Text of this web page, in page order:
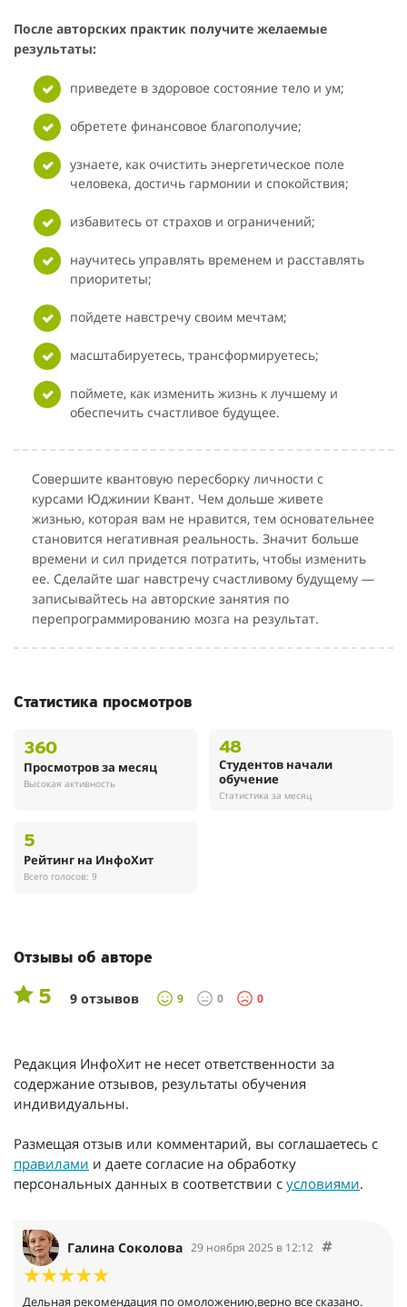
После авторских практик получите желаемые
результаты:
приведете в здоровое состояние тело и ум;
обретете финансовое благополучие;
узнаете, как очистить энергетическое поле
человека, достичь гармонии и спокойствия;
избавитесь от страхов и ограничений;
научитесь управлять временем и расставлять
приоритеты;
пойдете навстречу своим мечтам;
масштабируетесь, трансформируетесь;
поймете, как изменить жизнь к лучшему и
обеспечить счастливое будущее.
Совершите квантовую пересборку личности с
курсами Юджинии Квант. Чем дольше живете
жизнью, которая вам не нравится, тем основательнее
становится негативная реальность. Значит больше
времени и сил придется потратить, чтобы изменить
ее. Сделайте шаг навстречу счастливому будущему —
записывайтесь на авторские занятия по
перепрограммированию мозга на результат.
Статистика просмотров
360
Просмотров за месяц
Высокая активность
48
Студентов начали
обучение
Статистика за месяц
5
Рейтинг на ИнфоХит
Всего голосов: 9
Отзывы об авторе
5 9 отзывов 9 0 0
Редакция ИнфоХит не несет ответственности за
содержание отзывов, результаты обучения
индивидуальны.
Размещая отзыв или комментарий, вы соглашаетесь с
правилами и даете согласие на обработку
персональных данных в соответствии с условиями.
Галина Соколова 29 ноября 2025 в 12:12
Дельная рекомендация по омоложению,верно все сказано.